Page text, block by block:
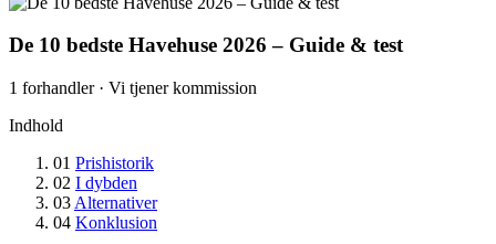
De 10 bedste Havehuse 2026 – Guide & test
1 forhandler · Vi tjener kommission
Indhold
01 Prishistorik
02 I dybden
03 Alternativer
04 Konklusion